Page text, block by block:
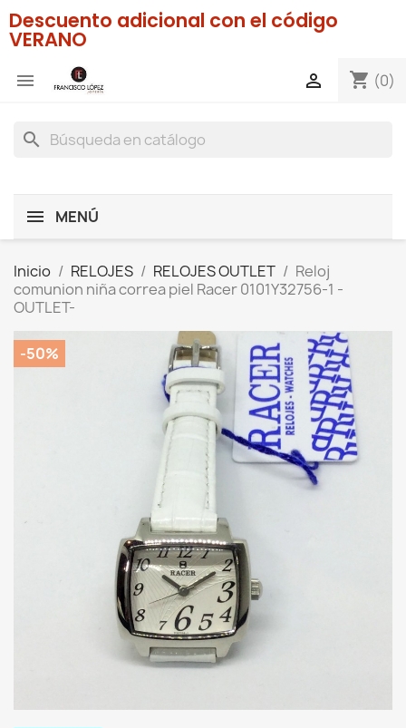
Descuento adicional con el código
VERANO
 shopping_cart (0)

search
MENÚ
Inicio RELOJES RELOJES OUTLET
Reloj
comunion niña correa piel Racer 0101Y32756-1 -
OUTLET-
-50%